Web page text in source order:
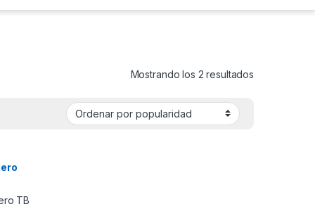
Mostrando los 2 resultados